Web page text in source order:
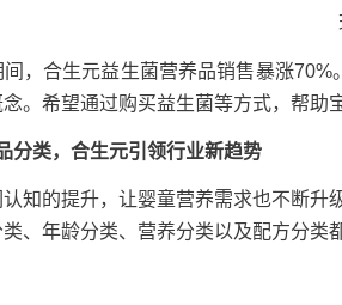
现
合生元益生菌营养品销售暴涨70%
。希望通过购买益生菌等方式，帮助
类，合生元引领行业新趋势
的提升，让婴童营养需求也不断升
、年龄分类、营养分类以及配方分类